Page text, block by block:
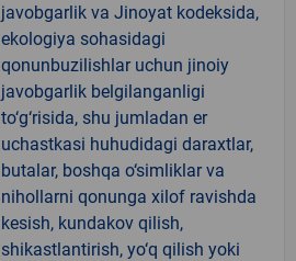
javobgarlik va Jinoyat kodeksida,
ekologiya sohasidagi
qonunbuzilishlar uchun jinoiy
javobgarlik belgilanganligi
to‘g‘risida, shu jumladan er
uchastkasi huhudidagi daraxtlar,
butalar, boshqa o‘simliklar va
nihollarni qonunga xilof ravishda
kesish, kundakov qilish,
shikastlantirish, yo‘q qilish yoki